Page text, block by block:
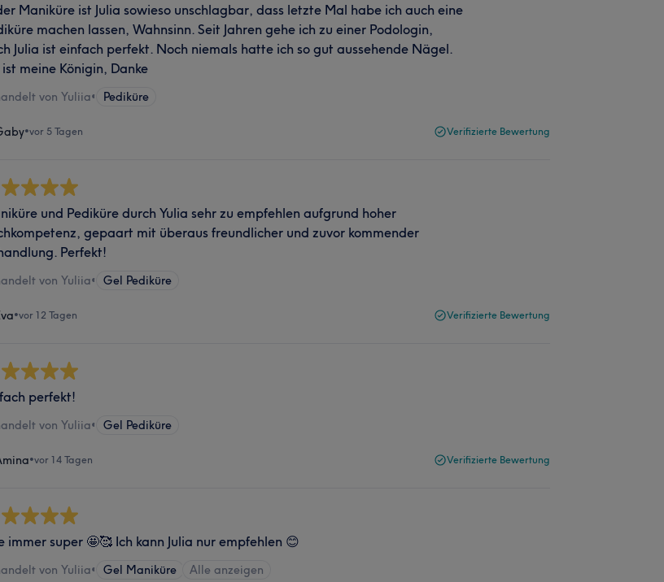
Maniküre ist Julia sowieso unschlagbar, dass letzte Mal habe ich auch eine
machen lassen, Wahnsinn. Seit Jahren gehe ich zu einer Podologin,
Julia ist einfach perfekt. Noch niemals hatte ich so gut aussehende Nägel.
ist meine Königin, Danke
von Yuliia• Pediküre
•vor 5 Tagen Verifizierte Bewertung
und Pediküre durch Yulia sehr zu empfehlen aufgrund hoher
gepaart mit überaus freundlicher und zuvor kommender
Perfekt!
von Yuliia• Gel Pediküre
•vor 12 Tagen Verifizierte Bewertung
perfekt!
von Yuliia• Gel Pediküre
•vor 14 Tagen Verifizierte Bewertung
immer super 🤩🥰 Ich kann Julia nur empfehlen 😊
von Yuliia• Gel Maniküre Alle anzeigen